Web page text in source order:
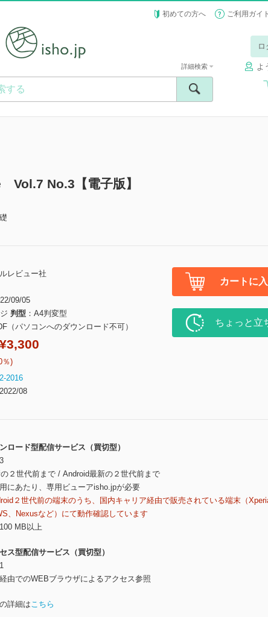
初めての方へ ご利用ガイ
よ
詳細検索
No.3【電子版】
レビュー社
09/05
判型
A4判変型
（パソコンへのダウンロード不可）
¥3,300
％)
2016
2022/08
カートに
ちょっと立
ロード型配信サービス（買切型）
3
２世代前まで / Android最新の２世代前まで
にあたり、専用ビューアisho.jpが必要
２世代前の端末のうち、国内キャリア経由で販売されている端末（
、Nexusなど）にて動作確認しています
100 MB以上
ス型配信サービス（買切型）
1
由でのWEBブラウザによるアクセス参照
詳細はこちら